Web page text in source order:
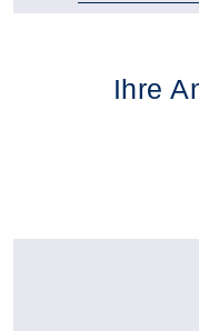
Ihre